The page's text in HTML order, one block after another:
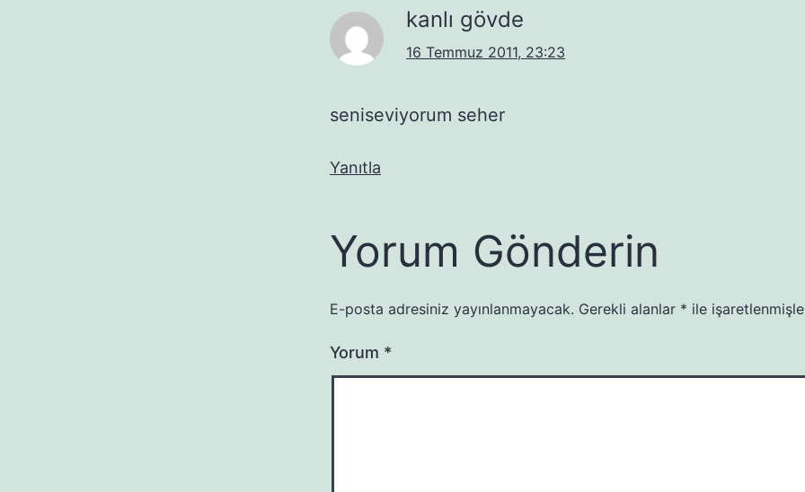
kanlı gövde
16 Temmuz 2011, 23:23
seniseviyorum seher
Yanıtla
Yorum Gönderin
E-posta adresiniz yayınlanmayacak. Gerekli alanlar * ile
Yorum *